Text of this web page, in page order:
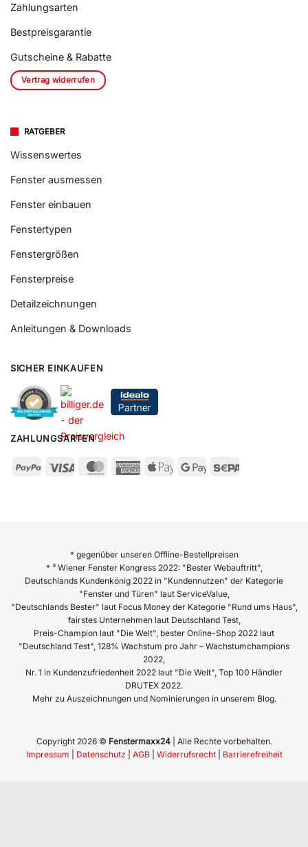
Zahlungsarten
Bestpreisgarantie
Gutscheine & Rabatte
Vertrag widerrufen
RATGEBER
Wissenswertes
Fenster ausmessen
Fenster einbauen
Fenstertypen
Fenstergrößen
Fensterpreise
Detailzeichnungen
Anleitungen & Downloads
SICHER EINKAUFEN
ZAHLUNGSARTEN
* gegenüber unseren Offline-Bestellpreisen
* ³ Wiener Fenster Kongress 2022: "Bester Webauftritt",
Deutschlands Kundenkönig 2022 in "Kundennutzen" der Kategorie
"Fenster und Türen" laut ServiceValue,
"Deutschlands Bester" laut Focus Money der Kategorie "Rund ums Haus",
fairstes Unternehmen laut Deutschland Test,
Preis-Champion laut "Die Welt", bester Online-Shop 2022 laut
"Deutschland Test", 128% Wachstum pro Jahr – Wachstumchampions
2022,
Nr. 1 in Kundenzufriedenheit 2022 laut "Die Welt", Top 100 Händler
DRUTEX 2022.
Mehr zu Auszeichnungen und Nominierungen in unserem Blog.
Copyright 2026 © Fenstermaxx24| Alle Rechte vorbehalten.
Impressum
Datenschutz AGB| Widerrufsrecht| Barrierefreiheit